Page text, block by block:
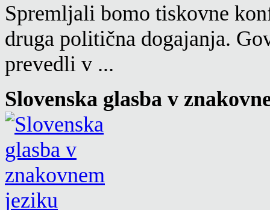
Spremljali bomo tiskovne
druga politična dogajanja.
prevedli v ...
Slovenska glasba v